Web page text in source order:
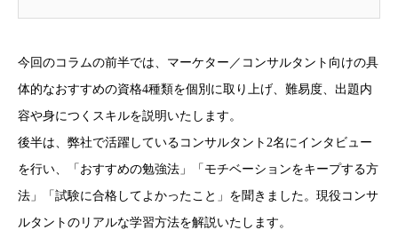
今回のコラムの前半では、マーケター／コンサルタント向けの具
体的なおすすめの資格4種類を個別に取り上げ、難易度、出題内
容や身につくスキルを説明いたします。
後半は、弊社で活躍しているコンサルタント2名にインタビュー
を行い、「おすすめの勉強法」「モチベーションをキープする方
法」「試験に合格してよかったこと」を聞きました。現役コンサ
ルタントのリアルな学習方法を解説いたします。